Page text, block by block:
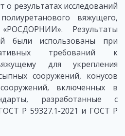
о результатах исследований
вяжущего,
Результаты
были использованы при
требований к
для укрепления
сооружений, конусов
включенных в
разработанные с
Р 59327.1-2021 и ГОСТ Р